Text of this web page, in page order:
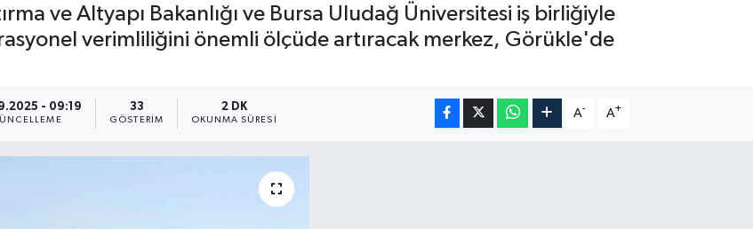
ve Altyapı Bakanlığı ve Bursa Uludağ Üniversitesi iş birliğiyle
verimliliğini önemli ölçüde artıracak merkez, Görükle'de
- 09:19 33
GÖSTERIM
2 DK
OKUNMA SÜRESI
A- A+